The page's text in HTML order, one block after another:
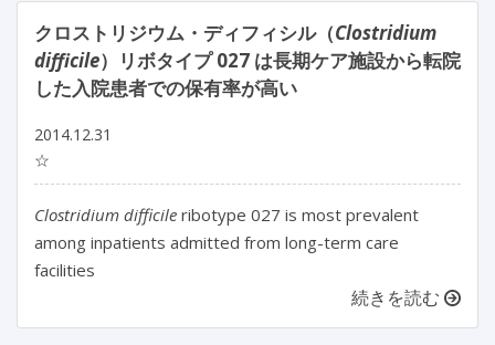
クロストリジウム・ディフィシル（Clostridium
difficile）リボタイプ 027 は長期ケア施設から転院
した入院患者での保有率が高い
2014.12.31
☆
Clostridium difficile ribotype 027 is most prevalent
among inpatients admitted from long-term care
facilities
続きを読む